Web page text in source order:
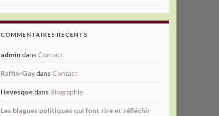
COMMENTAIRES RÉCENTS
admin dans Contact
Raffin-Gaydans Contact
l levesquedans Biographie
Les blagues politiques qui font rire et réfléchir